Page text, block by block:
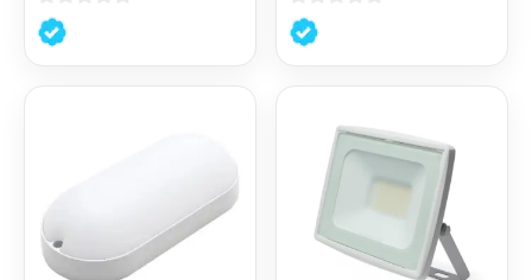
0
de
0
de